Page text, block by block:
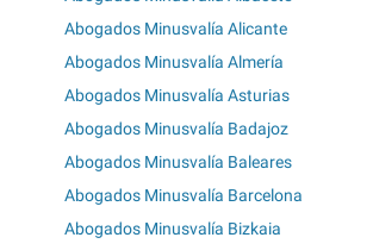
Abogados Minusvalía Alicante
Abogados Minusvalía Almería
Abogados Minusvalía Asturias
Abogados Minusvalía Badajoz
Abogados Minusvalía Baleares
Abogados Minusvalía Barcelona
Abogados Minusvalía Bizkaia